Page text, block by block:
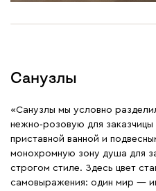
Санузлы
«Санузлы мы условно
нежно‑розовую для
приставной ванной и
монохромную зону душа для
строгом стиле. Здесь цвет
самовыражения: один мир —